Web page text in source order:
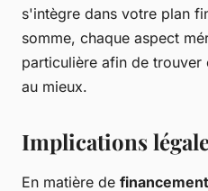
s'intègre dans votre plan
somme, chaque aspect
particulière afin de
au mieux.
Implications
En matière de